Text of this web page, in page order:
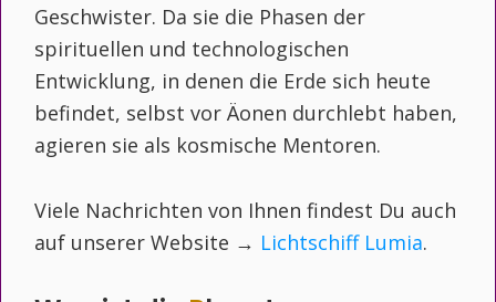
Geschwister. Da sie die Phasen der
spirituellen und technologischen
Entwicklung, in denen die Erde sich heute
befindet, selbst vor Äonen durchlebt haben,
agieren sie als kosmische Mentoren.
Viele Nachrichten von Ihnen findest Du auch
auf unserer Website → Lichtschiff Lumia.